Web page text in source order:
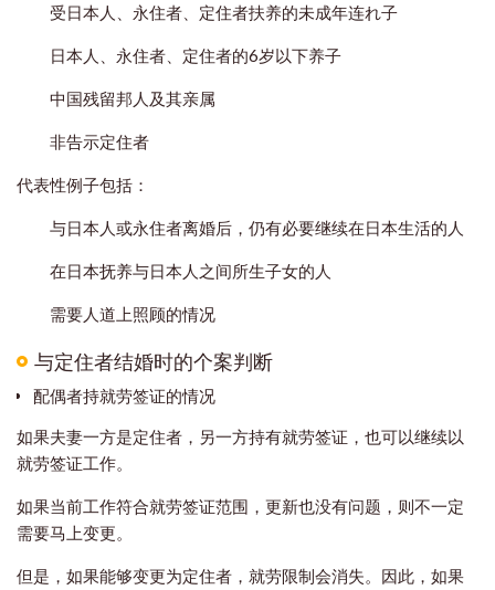
受日本人、永住者、定住者扶养的未成年连れ子
日本人、永住者、定住者的6岁以下养子
中国残留邦人及其亲属
非告示定住者
代表性例子包括：
与日本人或永住者离婚后，仍有必要继续在日本生活的人
在日本抚养与日本人之间所生子女的人
需要人道上照顾的情况
与定住者结婚时的个案判断
配偶者持就劳签证的情况
如果夫妻一方是定住者，另一方持有就劳签证，也可以继续以
就劳签证工作。
如果当前工作符合就劳签证范围，更新也没有问题，则不一定
需要马上变更。
但是，如果能够变更为定住者，就劳限制会消失。因此，如果